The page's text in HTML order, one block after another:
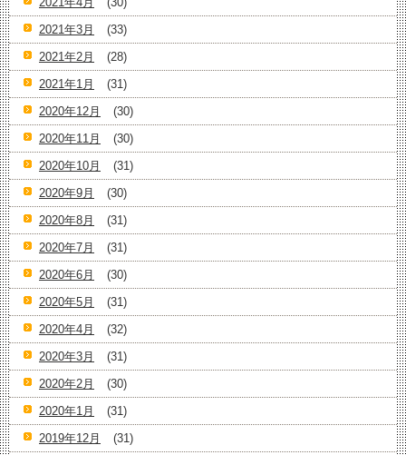
2021年3月
(33)
2021年2月
(28)
2021年1月
(31)
2020年12月
(30)
2020年11月
(30)
2020年10月
(31)
2020年9月
(30)
2020年8月
(31)
2020年7月
(31)
2020年6月
(30)
2020年5月
(31)
2020年4月
(32)
2020年3月
(31)
2020年2月
(30)
2020年1月
(31)
2019年12月
(31)